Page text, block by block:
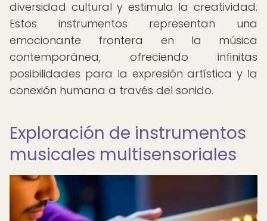
diversidad cultural y estimula la creatividad.
Estos instrumentos representan una
emocionante frontera en la música
contemporánea, ofreciendo infinitas
posibilidades para la expresión artística y la
conexión humana a través del sonido.
Exploración de instrumentos
musicales multisensoriales